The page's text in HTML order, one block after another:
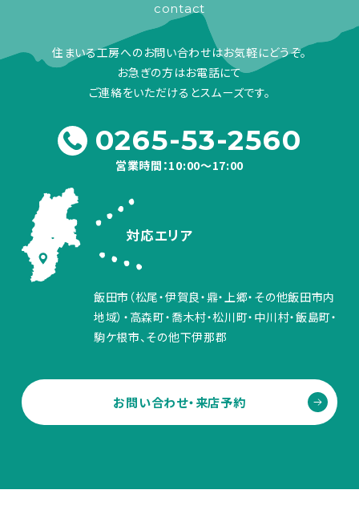
contact
住まいる工房へのお問い合わせはお気軽にどうぞ。
お急ぎの方はお電話にて
ご連絡をいただけるとスムーズです。
0265-53-2560
営業時間：10:00～17:00
対応エリア
飯田市（松尾・伊賀良・鼎・上郷・その他飯田市内
地域）・高森町・喬木村・松川町・中川村・飯島町・
駒ケ根市、その他下伊那郡
お問い合わせ・来店予約